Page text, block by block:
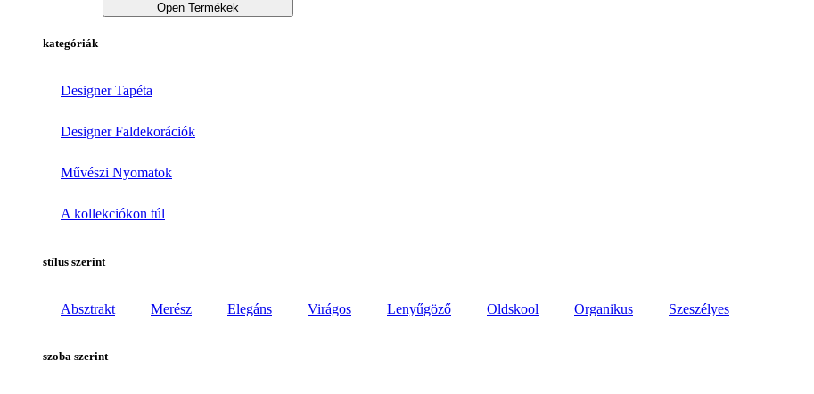
Open Termékek
kategóriák
Designer Tapéta
Designer Faldekorációk
Művészi Nyomatok
A kollekciókon túl
stílus szerint
Absztrakt Merész Elegáns Virágos Lenyűgöző Oldskool Organikus Szeszélyes
szoba szerint